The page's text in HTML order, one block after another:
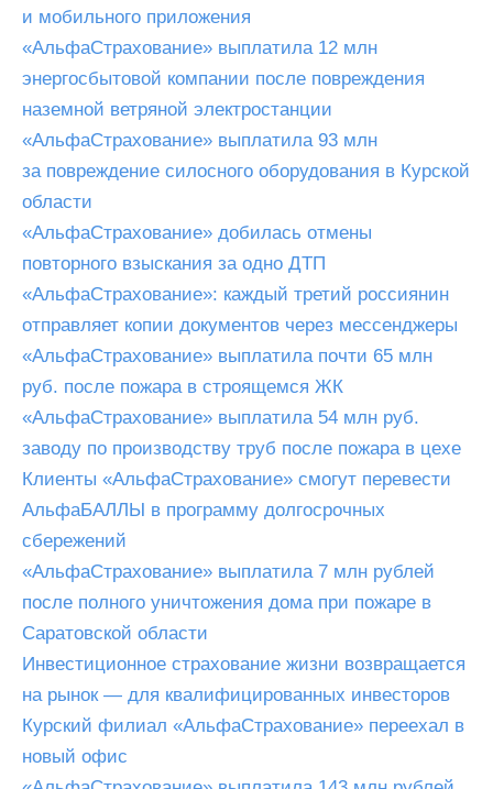
и мобильного приложения
«АльфаСтрахование» выплатила 12 млн
энергосбытовой компании после повреждения
наземной ветряной электростанции
«АльфаСтрахование» выплатила 93 млн
за повреждение силосного оборудования в Курской
области
«АльфаСтрахование» добилась отмены
повторного взыскания за одно ДТП
«АльфаСтрахование»: каждый третий россиянин
отправляет копии документов через мессенджеры
«АльфаСтрахование» выплатила почти 65 млн
руб. после пожара в строящемся ЖК
«АльфаСтрахование» выплатила 54 млн руб.
заводу по производству труб после пожара в цехе
Клиенты «АльфаСтрахование» смогут перевести
АльфаБАЛЛЫ в программу долгосрочных
сбережений
«АльфаСтрахование» выплатила 7 млн рублей
после полного уничтожения дома при пожаре в
Саратовской области
Инвестиционное страхование жизни возвращается
на рынок — для квалифицированных инвесторов
Курский филиал «АльфаСтрахование» переехал в
новый офис